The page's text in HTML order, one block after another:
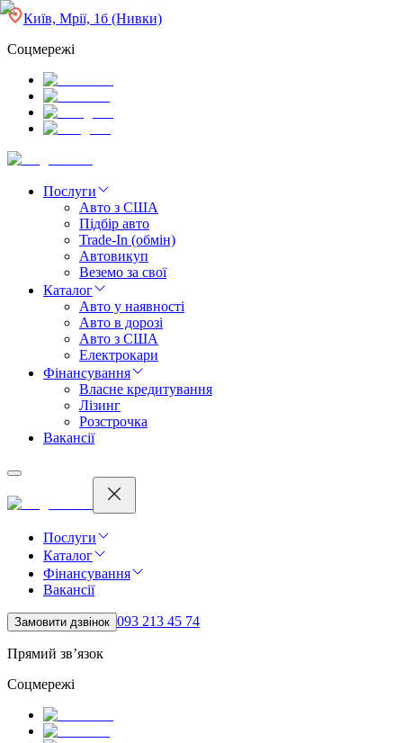
Київ, Мрії, 1б (Нивки)
Соцмережі
Послуги
Авто з США
Підбір авто
Trade-In (обмін)
Автовикуп
Веземо за свої
Каталог
Авто у наявності
Авто в дорозі
Авто з США
Електрокари
Фінансування
Власне кредитування
Лізинг
Розстрочка
Вакансії
Послуги
Каталог
Фінансування
Вакансії
Замовити дзвінок 093 213 45 74
Прямий зв’язок
Соцмережі